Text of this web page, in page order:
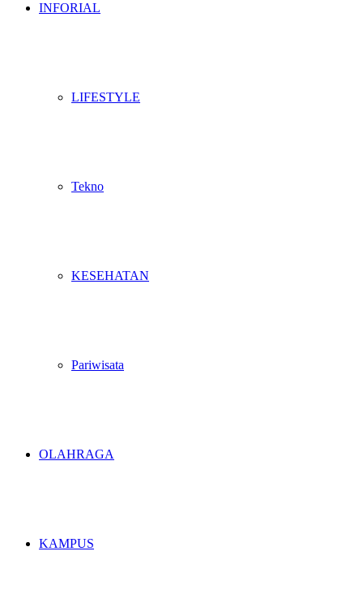
INFORIAL
LIFESTYLE
Tekno
KESEHATAN
Pariwisata
OLAHRAGA
KAMPUS